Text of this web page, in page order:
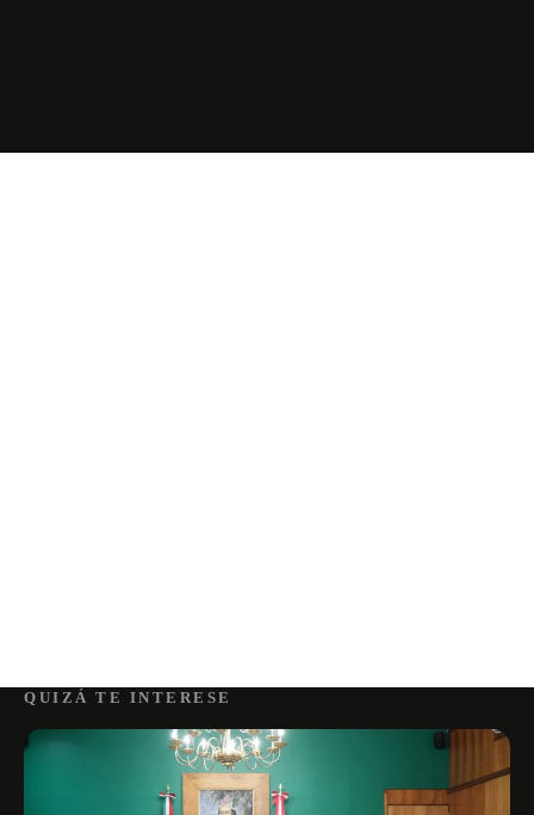
QUIZÁ TE INTERESE